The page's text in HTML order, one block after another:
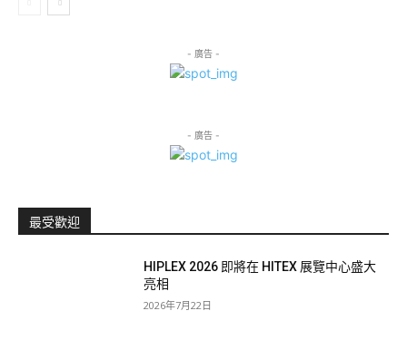
- 廣告 -
- 廣告 -
最受歡迎
HIPLEX 2026 即將在 HITEX 展覽中心盛大
亮相
2026年7月22日